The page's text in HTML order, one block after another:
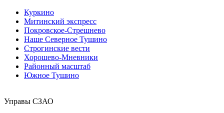
Куркино
Митинский экспресс
Покровское-Стрешнево
Наше Северное Тушино
Строгинские вести
Хорошево-Мневники
Районный масштаб
Южное Тушино
Управы СЗАО